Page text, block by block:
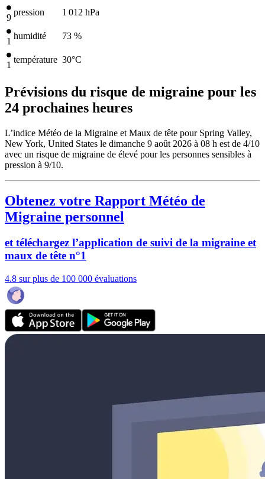
9
pression 1 012 hPa
1
humidité 73 %
1
température 30°C
Prévisions du risque de migraine pour les
24 prochaines heures
L’indice Météo de la Migraine et Maux de tête pour Spring Valley,
New York, United States le dimanche 9 août 2026 à 08 h est de 4/10
avec un risque de migraine de élevé pour les personnes sensibles à
pression à 9/10.
Obtenez votre Rapport Météo de
Migraine personnel
et téléchargez l’application de suivi de la migraine et
maux de tête n°1
4.8 sur plus de 100 000 évaluations